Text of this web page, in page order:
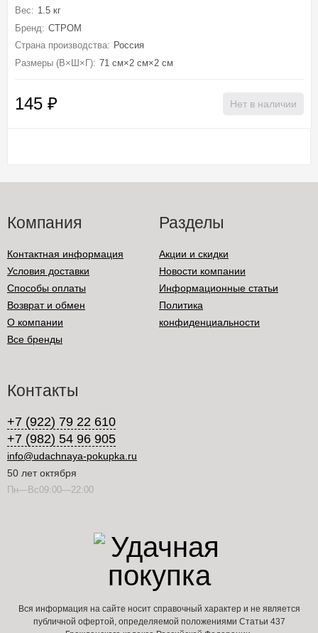
Вес: 1.5 кг
Бренд: СТРОМ
Страна производства: Россия
Размеры (В×Ш×Г): 71 см×2 см×2 см
145 ₽ Нет в наличии
Компания
Контактная информация
Условия доставки
Способы оплаты
Возврат и обмен
О компании
Все бренды
Разделы
Акции и скидки
Новости компании
Информационные статьи
Политика
конфиденциальности
Контакты
+7 (922) 79 22 610
+7 (982) 54 96 905
info@udachnaya-pokupka.ru
50 лет октября
Пн—Вс09:00—22:00
Вся информация на сайте носит справочный характер и не является
публичной офертой, определяемой положениями Статьи 437